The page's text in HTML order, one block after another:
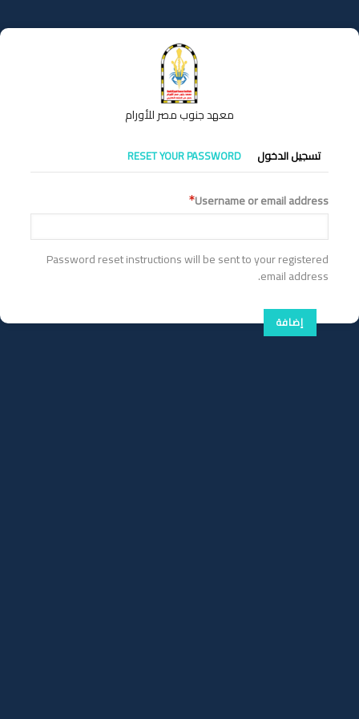
إلى
المحتوى
معهد جنوب مصر للأورام
التبويبات
الأساسية
تسجيل الدخول RESET YOUR PASSWORD
Username or email address
Password reset instructions will be sent to your registered
email address.